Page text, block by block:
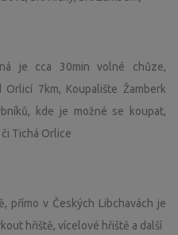
je cca 30min volné chůze,
7km, Koupalište Žamberk
kde je možné se koupat,
Tichá Orlice
přímo v Českých Libchavách je
hřiště, vícelové hřiště a další